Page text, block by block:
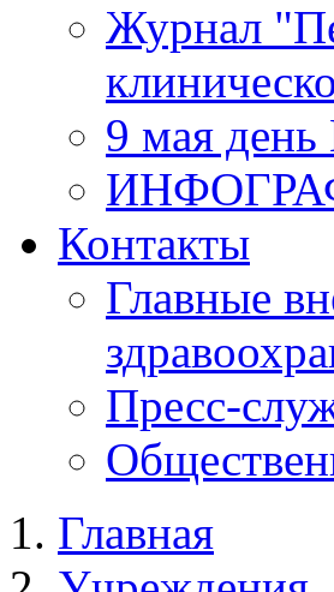
Журнал
9 мая
Контакты
Главные
Пресс-
Главная